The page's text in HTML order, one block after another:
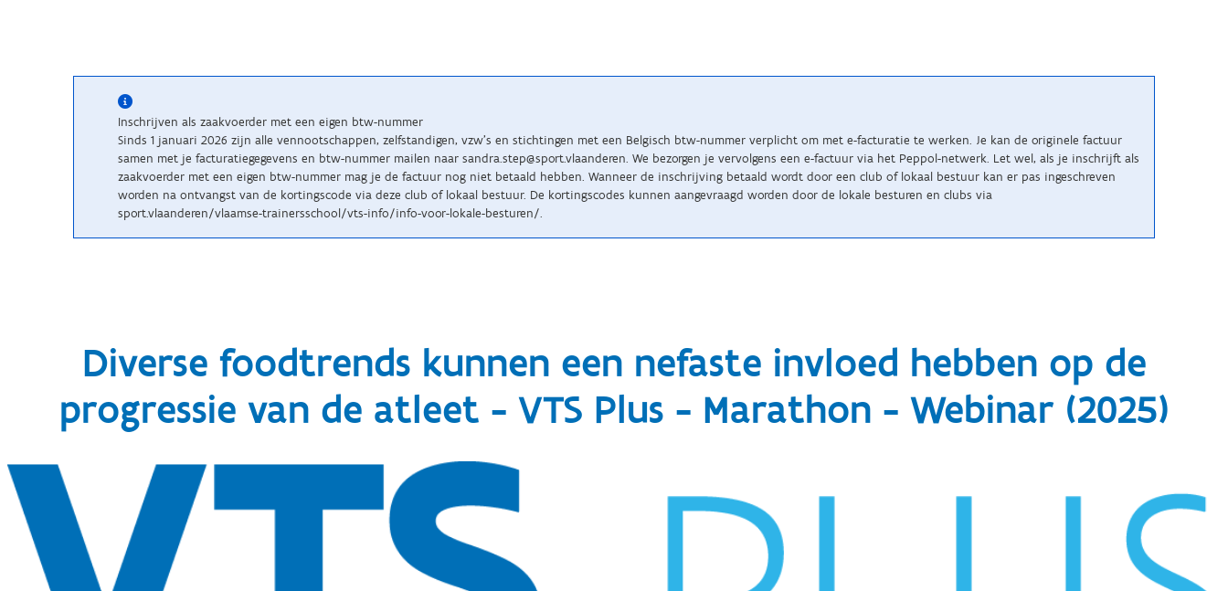
Inschrijven als zaakvoerder met een eigen btw-nummer
Sinds 1 januari 2026 zijn alle vennootschappen, zelfstandigen, vzw’s en stichtingen met een Belgisch btw-nummer verplicht om met e-facturatie te werken. Je kan de originele factuur
samen met je facturatiegegevens en btw-nummer mailen naar sandra.step@sport.vlaanderen. We bezorgen je vervolgens een e-factuur via het Peppol-netwerk. Let wel, als je inschrijft als
zaakvoerder met een eigen btw-nummer mag je de factuur nog niet betaald hebben. Wanneer de inschrijving betaald wordt door een club of lokaal bestuur kan er pas ingeschreven
worden na ontvangst van de kortingscode via deze club of lokaal bestuur. De kortingscodes kunnen aangevraagd worden door de lokale besturen en clubs via
sport.vlaanderen/vlaamse-trainersschool/vts-info/info-voor-lokale-besturen/.